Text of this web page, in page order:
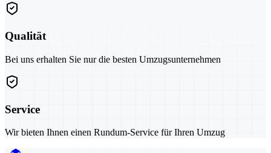
Qualität
Bei uns erhalten Sie nur die besten Umzugsunternehmen
Service
Wir bieten Ihnen einen Rundum-Service für Ihren Umzug